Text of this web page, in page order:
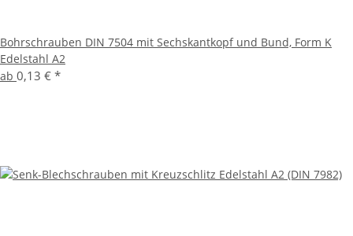
Bohrschrauben DIN 7504 mit Sechskantkopf und Bund, Form K
Edelstahl A2
ab 0,13 € *